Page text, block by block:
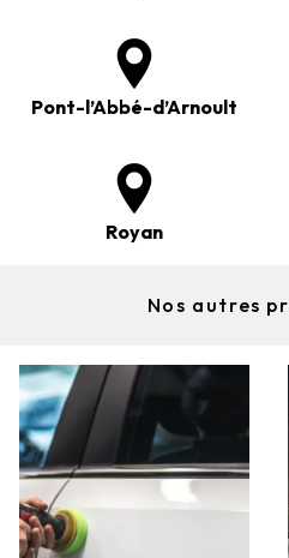
Pont-l’Abbé-d’Arnoult
Royan
Nos autres